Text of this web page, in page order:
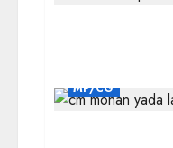
MP/CG